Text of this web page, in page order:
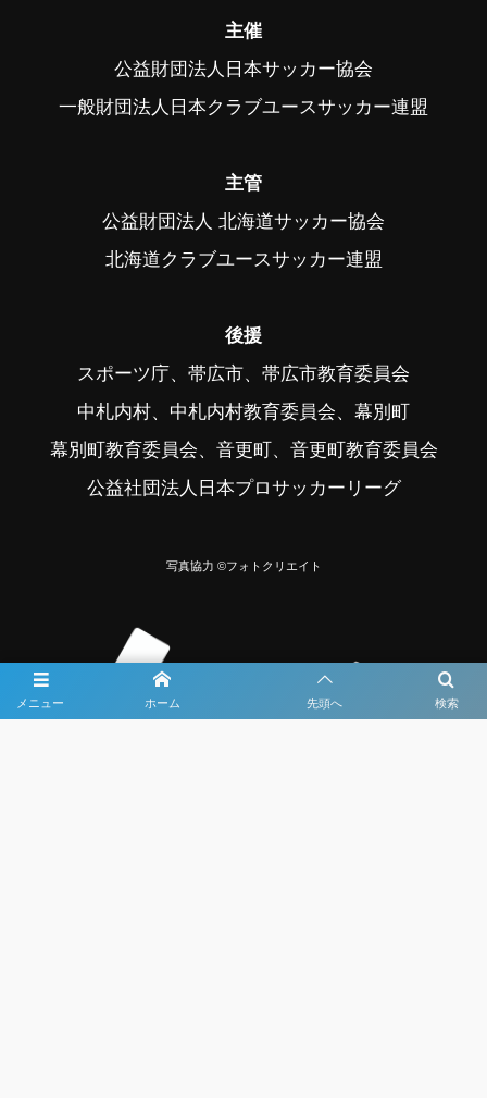
メニュー 検索
ホーム 先頭へ
主催
公益財団法人日本サッカー協会
一般財団法人日本クラブユースサッカー連盟
主管
公益財団法人 北海道サッカー協会
北海道クラブユースサッカー連盟
後援
スポーツ庁、帯広市、帯広市教育委員会
中札内村、中札内村教育委員会、幕別町
幕別町教育委員会、音更町、音更町教育委員会
公益社団法人日本プロサッカーリーグ
写真協力 ©フォトクリエイト